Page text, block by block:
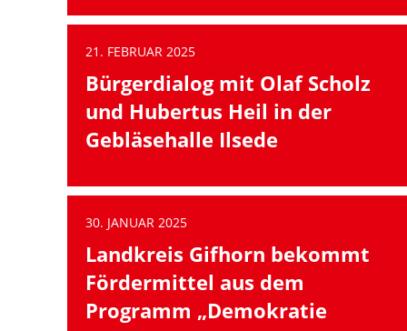
21. FEBRUAR 2025
Bürgerdialog mit Olaf Scholz
und Hubertus Heil in der
Gebläsehalle Ilsede
30. JANUAR 2025
Landkreis Gifhorn bekommt
Fördermittel aus dem
Programm „Demokratie